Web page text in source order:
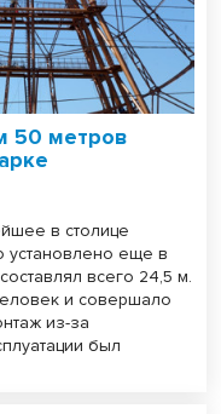
50 метров
в столице
еще в
всего 24,5 м.
и совершало
из-за
был